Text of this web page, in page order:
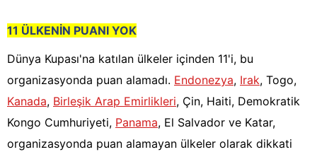
11 ÜLKENİN PUANI YOK
Dünya Kupası'na katılan ülkeler içinden 11'i, bu
organizasyonda puan alamadı. Endonezya, Irak, Togo,
Kanada, Birleşik Arap Emirlikleri, Çin, Haiti, Demokratik
Kongo Cumhuriyeti, Panama, El Salvador ve Katar,
organizasyonda puan alamayan ülkeler olarak dikkati